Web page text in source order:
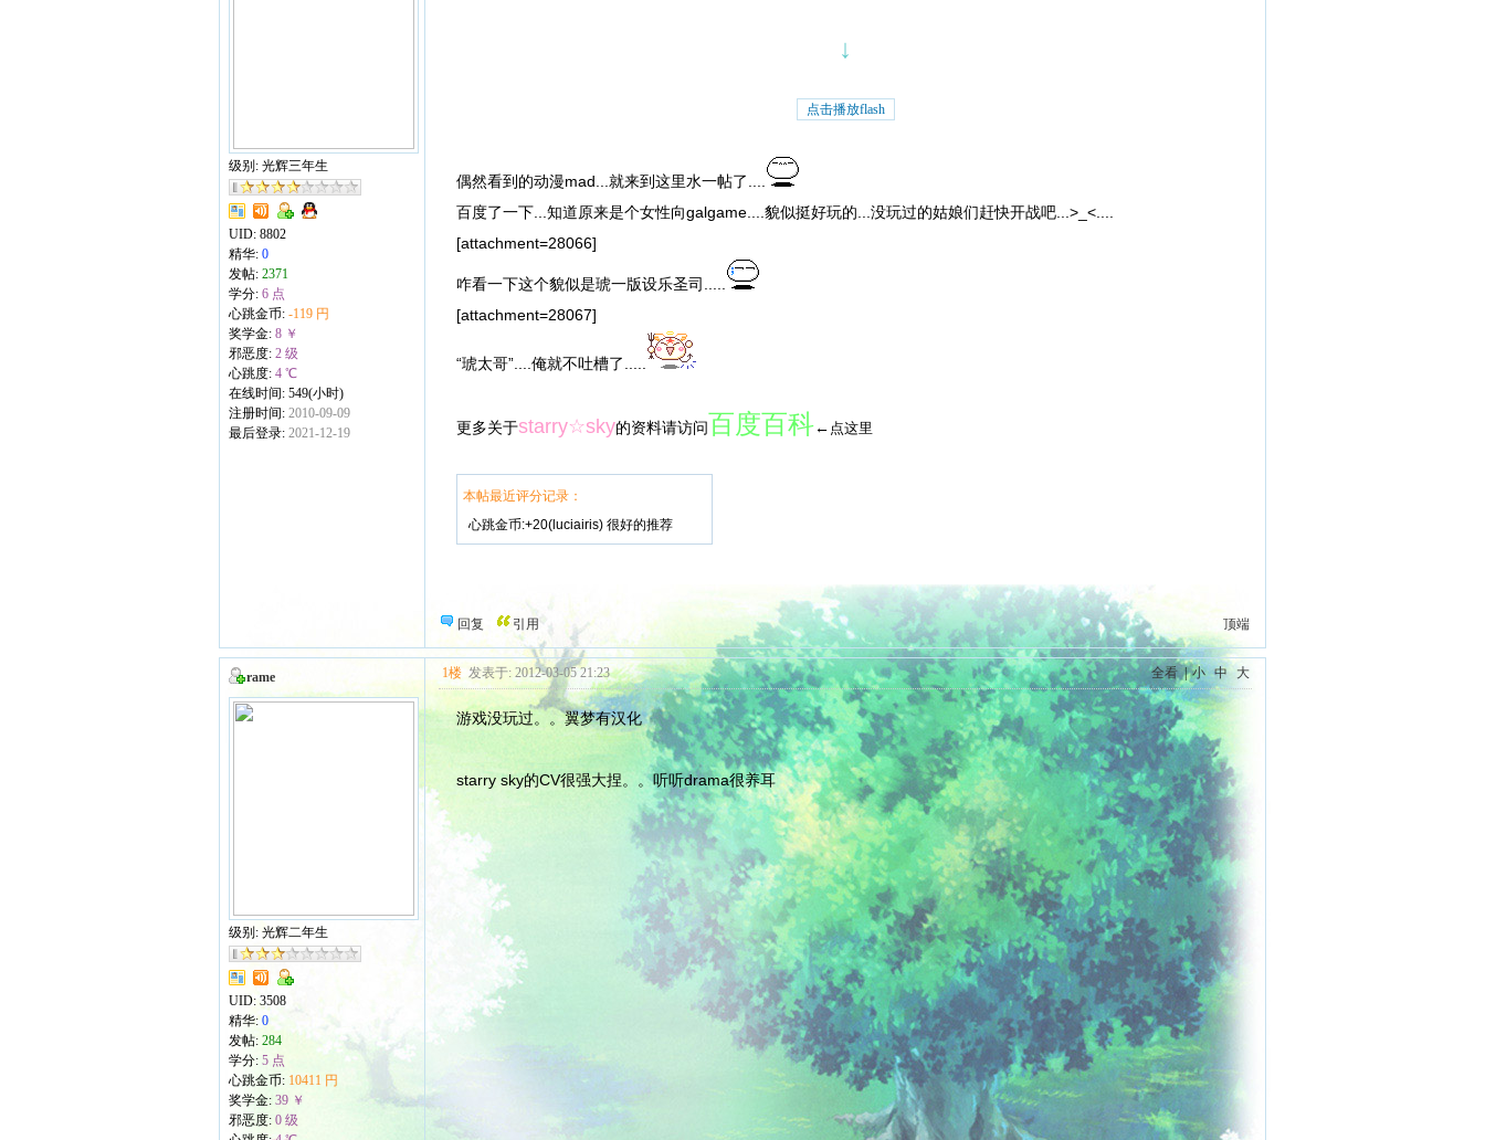
级别: 光辉三年生
UID: 8802
精华: 0
发帖: 2371
学分: 6 点
心跳金币: -119 円
奖学金: 8 ￥
邪恶度: 2 级
心跳度: 4 ℃
在线时间: 549(小时)
注册时间: 2010-09-09
最后登录: 2021-12-19
↓
点击播放flash
偶然看到的动漫mad...就来到这里水一帖了....
百度了一下...知道原来是个女性向galgame....貌似挺好玩的...没玩过的姑娘们赶快开战吧...>_<....
[attachment=28066]
咋看一下这个貌似是琥一版设乐圣司.....
[attachment=28067]
“琥太哥”....俺就不吐槽了.....
更多关于starry☆sky的资料请访问百度百科← 点这里
本帖最近评分记录：
心跳金币:+20(luciairis) 很好的推荐
顶端
回复 引用
rame
级别: 光辉二年生
UID: 3508
精华:0
发帖: 284
学分: 5 点
心跳金币: 10411 円
奖学金: 39 ￥
邪恶度: 0 级
1楼 发表于: 2012-03-05 21:23 全看 |小 中 大
游戏没玩过。。翼梦有汉化
starry sky的CV很强大捏。。听听drama很养耳